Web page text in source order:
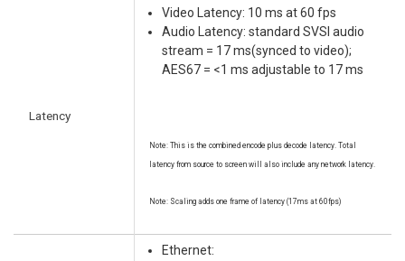
Latency
Video Latency: 10 ms at 60 fps
Audio Latency: standard SVSI audio
stream = 17 ms(synced to video);
AES67 = <1 ms adjustable to 17 ms
Note: This is the combined encode plus decode latency. Total
latency from source to screen will also include any network latency.
Note: Scaling adds one frame of latency (17ms at 60fps)
Ethernet: